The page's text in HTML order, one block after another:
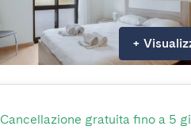
+
Cancellazione gratuita fino a 5